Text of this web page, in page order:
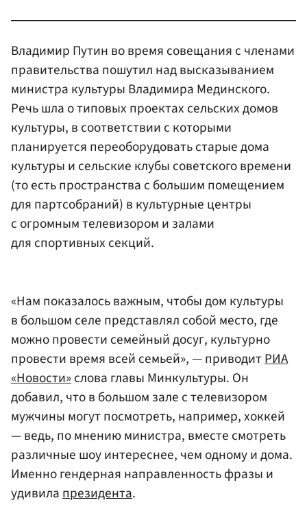
Владимир Путин во время совещания с членами
правительства пошутил над высказыванием
министра культуры Владимира Мединского.
Речь шла о типовых проектах сельских домов
культуры, в соответствии с которыми
планируется переоборудовать старые дома
культуры и сельские клубы советского времени
(то есть пространства с большим помещением
для партсобраний) в культурные центры
с огромным телевизором и залами
для спортивных секций.
«Нам показалось важным, чтобы дом культуры
в большом селе представлял собой место, где
можно провести семейный досуг, культурно
провести время всей семьей», — приводитРИА
«Новости»слова главы Минкультуры. Он
добавил, что в большом зале с телевизором
мужчины могут посмотреть, например, хоккей
— ведь, по мнению министра, вместе смотреть
различные шоу интереснее, чем одному и дома.
Именно гендерная направленность фразы и
удивилапрезидента.